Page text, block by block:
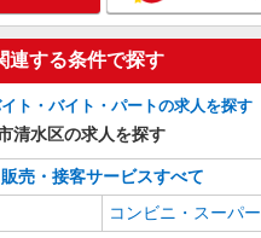
連する条件で探す
ト・バイト・パートの求人を探す
清水区の求人を探す
販売・接客サービスすべて
コンビニ・スーパー